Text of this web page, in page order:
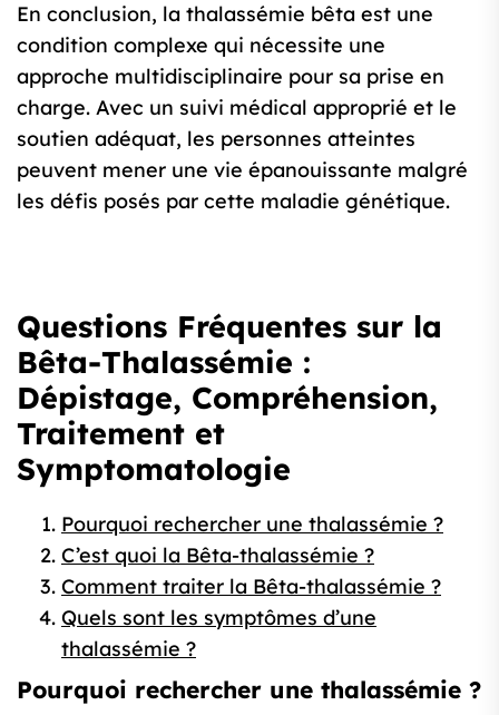
En conclusion, la thalassémie bêta est une
condition complexe qui nécessite une
approche multidisciplinaire pour sa prise en
charge. Avec un suivi médical approprié et le
soutien adéquat, les personnes atteintes
peuvent mener une vie épanouissante malgré
les défis posés par cette maladie génétique.
Questions Fréquentes sur la
Bêta-Thalassémie :
Dépistage, Compréhension,
Traitement et
Symptomatologie
Pourquoi rechercher une thalassémie ?
C’est quoi la Bêta-thalassémie ?
Comment traiter la Bêta-thalassémie ?
Quels sont les symptômes d’une
thalassémie ?
Pourquoi rechercher une thalassémie ?